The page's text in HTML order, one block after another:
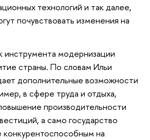
технологий и так далее,
почувствовать изменения на
инструмента модернизации
страны. По словам Ильи
дополнительные возможности
в сфере труда и отдыха,
производительности
а само государство
конкурентоспособным на